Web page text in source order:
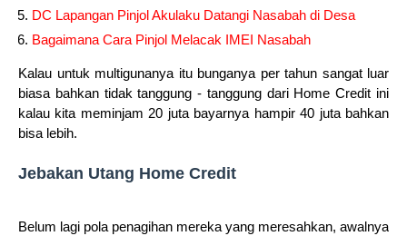
DC Lapangan Pinjol Akulaku Datangi Nasabah di Desa
Bagaimana Cara Pinjol Melacak IMEI Nasabah
Kalau untuk multigunanya itu bunganya per tahun sangat luar
biasa bahkan tidak tanggung - tanggung dari Home Credit ini
kalau kita meminjam 20 juta bayarnya hampir 40 juta bahkan
bisa lebih.
Jebakan Utang Home Credit
Belum lagi pola penagihan mereka yang meresahkan, awalnya